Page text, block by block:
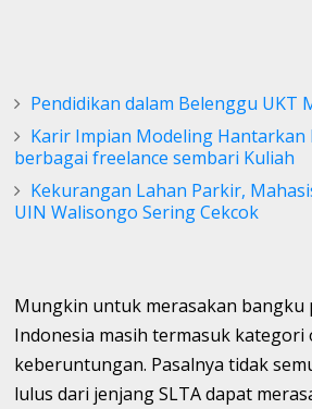
Pendidikan dalam Belenggu UKT
Karir Impian Modeling
berbagai freelance sembari Kuliah
Kekurangan Lahan Parkir,
UIN Walisongo Sering Cekcok
Mungkin untuk merasakan bangku
Indonesia masih termasuk kategori
keberuntungan. Pasalnya tidak
lulus dari jenjang SLTA dapat